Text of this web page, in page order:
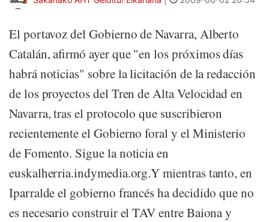
El portavoz del Gobierno de Navarra, Alberto
Catalán, afirmó ayer que "en los próximos días
habrá noticias" sobre la licitación de la redacción
de los proyectos del Tren de Alta Velocidad en
Navarra, tras el protocolo que suscribieron
recientemente el Gobierno foral y el Ministerio
de Fomento. Sigue la noticia en
euskalherria.indymedia.org.Y mientras tanto, en
Iparralde el gobierno francés ha decidido que no
es necesario construir el TAV entre Baiona y